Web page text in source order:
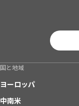
国と地域
ヨーロッパ
中南米